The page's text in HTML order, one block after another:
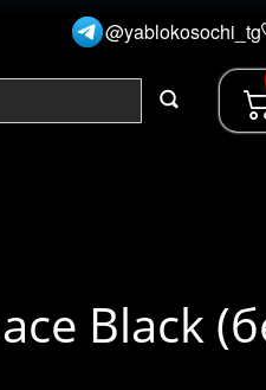
@yablokosochi_tg
Black